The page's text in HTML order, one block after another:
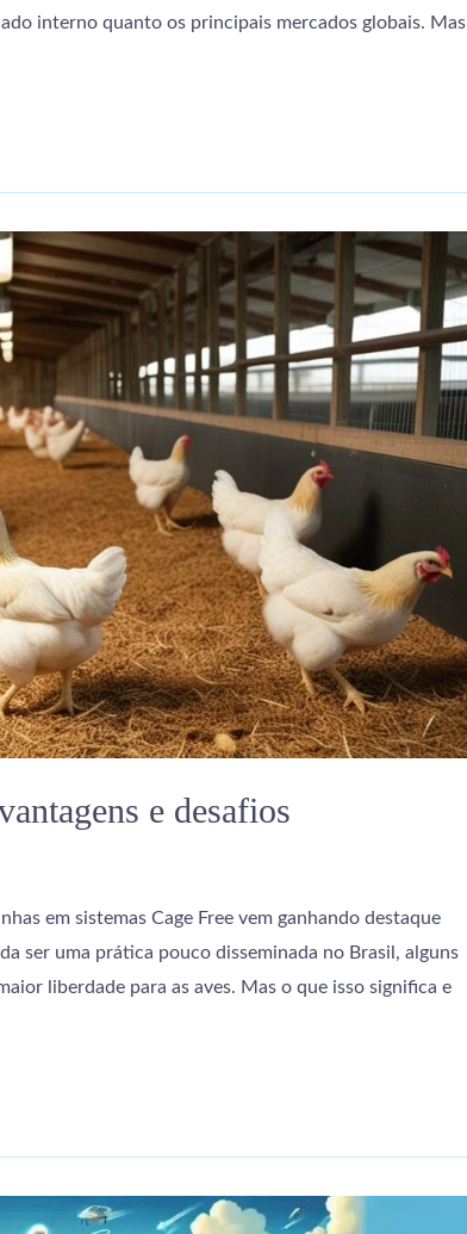
interno quanto os principais mercados globais. Mas
e desafios
em sistemas Cage Free vem ganhando destaque
ser uma prática pouco disseminada no Brasil, alguns
liberdade para as aves. Mas o que isso significa e